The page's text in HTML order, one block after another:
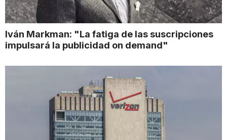
Iván Markman: "La fatiga de las suscripciones
impulsará la publicidad on demand"